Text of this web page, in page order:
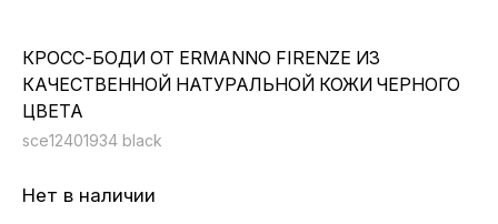
КРОСС-БОДИ ОТ ERMANNO FIRENZE ИЗ
КАЧЕСТВЕННОЙ НАТУРАЛЬНОЙ КОЖИ ЧЕРНОГО
ЦВЕТА
sce12401934 black
Нет в наличии